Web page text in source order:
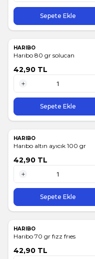
1 Adet
Sepete Ekle
HARIBO
Harıbo 80 gr solucan
42,90 TL
1 Adet
Sepete Ekle
HARIBO
Harıbo altın ayıcık 100 gr
42,90 TL
1 Adet
Sepete Ekle
HARIBO
Harıbo 70 gr fızz frıes
42,90 TL